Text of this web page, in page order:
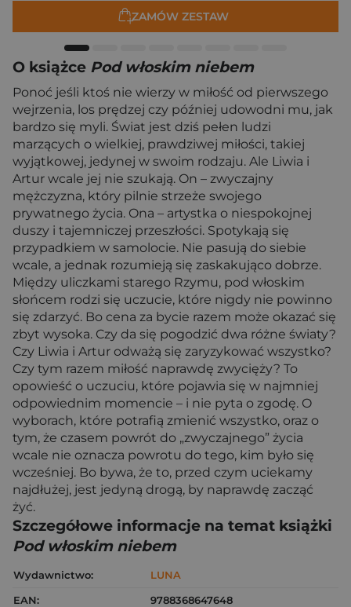
ZAMÓW ZESTAW
O książce Pod włoskim niebem
Ponoć jeśli ktoś nie wierzy w miłość od pierwszego
wejrzenia, los prędzej czy później udowodni mu, jak
bardzo się myli. Świat jest dziś pełen ludzi
marzących o wielkiej, prawdziwej miłości, takiej
wyjątkowej, jedynej w swoim rodzaju. Ale Liwia i
Artur wcale jej nie szukają. On – zwyczajny
mężczyzna, który pilnie strzeże swojego
prywatnego życia. Ona – artystka o niespokojnej
duszy i tajemniczej przeszłości. Spotykają się
przypadkiem w samolocie. Nie pasują do siebie
wcale, a jednak rozumieją się zaskakująco dobrze.
Między uliczkami starego Rzymu, pod włoskim
słońcem rodzi się uczucie, które nigdy nie powinno
się zdarzyć. Bo cena za bycie razem może okazać się
zbyt wysoka. Czy da się pogodzić dwa różne światy?
Czy Liwia i Artur odważą się zaryzykować wszystko?
Czy tym razem miłość naprawdę zwycięży? To
opowieść o uczuciu, które pojawia się w najmniej
odpowiednim momencie – i nie pyta o zgodę. O
wyborach, które potrafią zmienić wszystko, oraz o
tym, że czasem powrót do „zwyczajnego” życia
wcale nie oznacza powrotu do tego, kim było się
wcześniej. Bo bywa, że to, przed czym uciekamy
najdłużej, jest jedyną drogą, by naprawdę zacząć
żyć.
Szczegółowe informacje na temat książki
Pod włoskim niebem
Wydawnictwo:
LUNA
EAN:
9788368647648